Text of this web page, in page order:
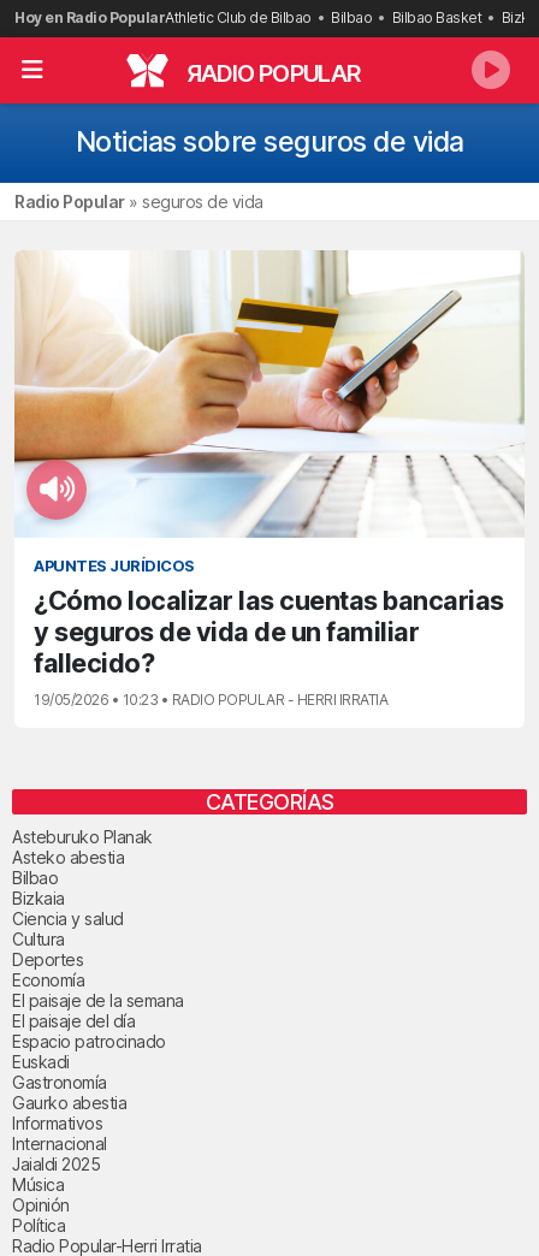
Saltar
al
contenido
Hoy en Radio PopularAthletic Club de Bilbao Bilbao Bilbao Basket
RADIO POPULAR
Noticias sobre seguros de vida
Radio Popular» seguros de vida
APUNTES JURÍDICOS
¿Cómo localizar las cuentas bancarias
y seguros de vida de un familiar
fallecido?
19/05/2026 • 10:23 • RADIO POPULAR - HERRI IRRATIA
CATEGORÍAS
Asteburuko Planak
Asteko abestia
Bilbao
Bizkaia
Ciencia y salud
Cultura
Deportes
Economía
El paisaje de la semana
El paisaje del día
Espacio patrocinado
Euskadi
Gastronomía
Gaurko abestia
Informativos
Internacional
Jaialdi 2025
Música
Opinión
Política
Radio Popular-Herri Irratia